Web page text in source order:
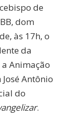
de
dom
às 17h, o
da
Animação
Antônio
do
.